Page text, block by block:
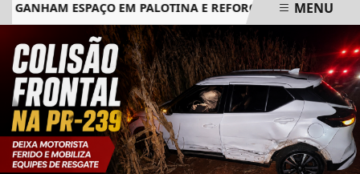
ESPAÇO EM PALOTINA E REFORÇAM SEGURANÇA NOS
EM ALTA
MENU